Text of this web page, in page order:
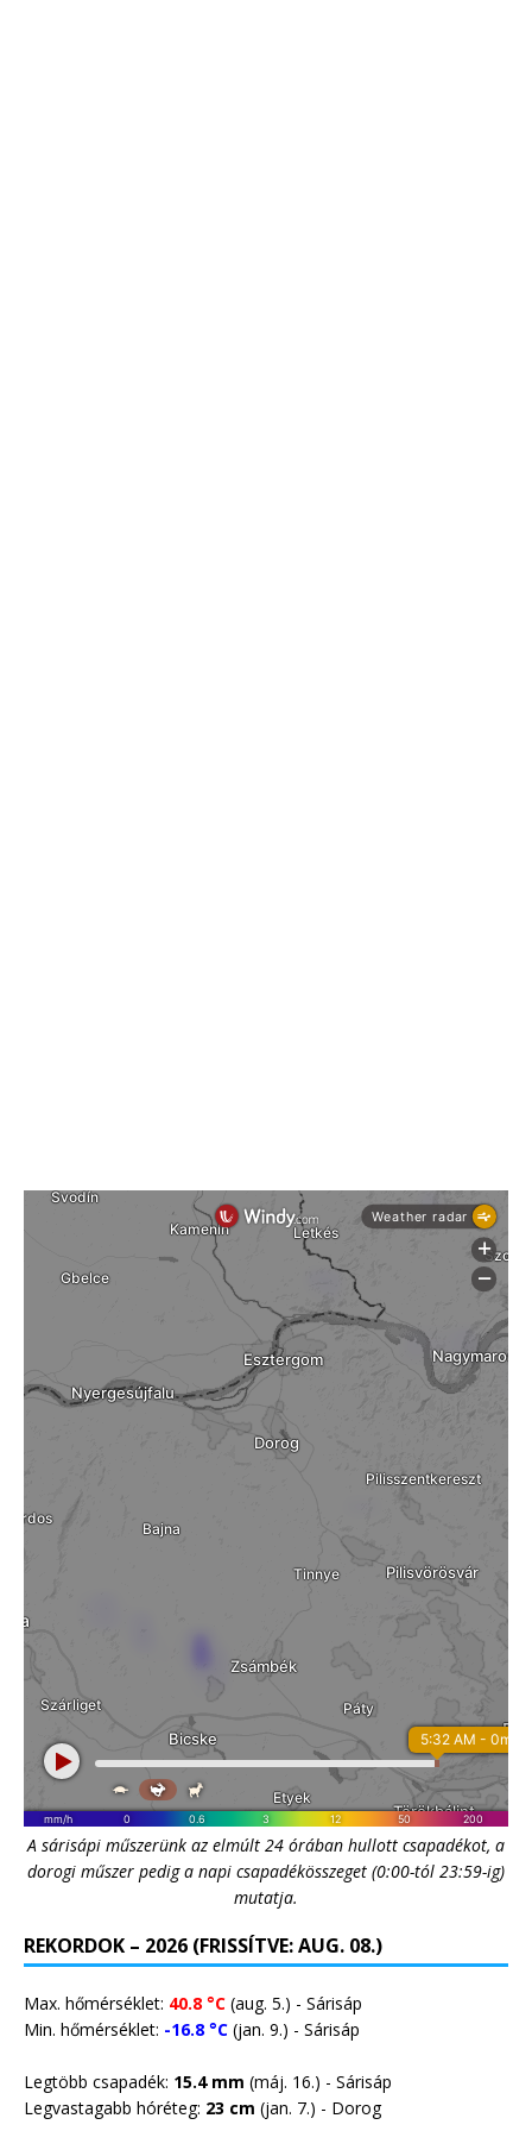
A sárisápi műszerünk az elmúlt 24 órában hullott csapadékot, a
dorogi műszer pedig a napi csapadékösszeget (0:00-tól 23:59-ig)
mutatja.
REKORDOK – 2026 (FRISSÍTVE: AUG. 08.)
Max. hőmérséklet: 40.8 °C (aug. 5.) - Sárisáp
Min. hőmérséklet: -16.8 °C (jan. 9.) - Sárisáp
Legtöbb csapadék: 15.4 mm (máj. 16.) - Sárisáp
Legvastagabb hóréteg: 23 cm (jan. 7.) - Dorog